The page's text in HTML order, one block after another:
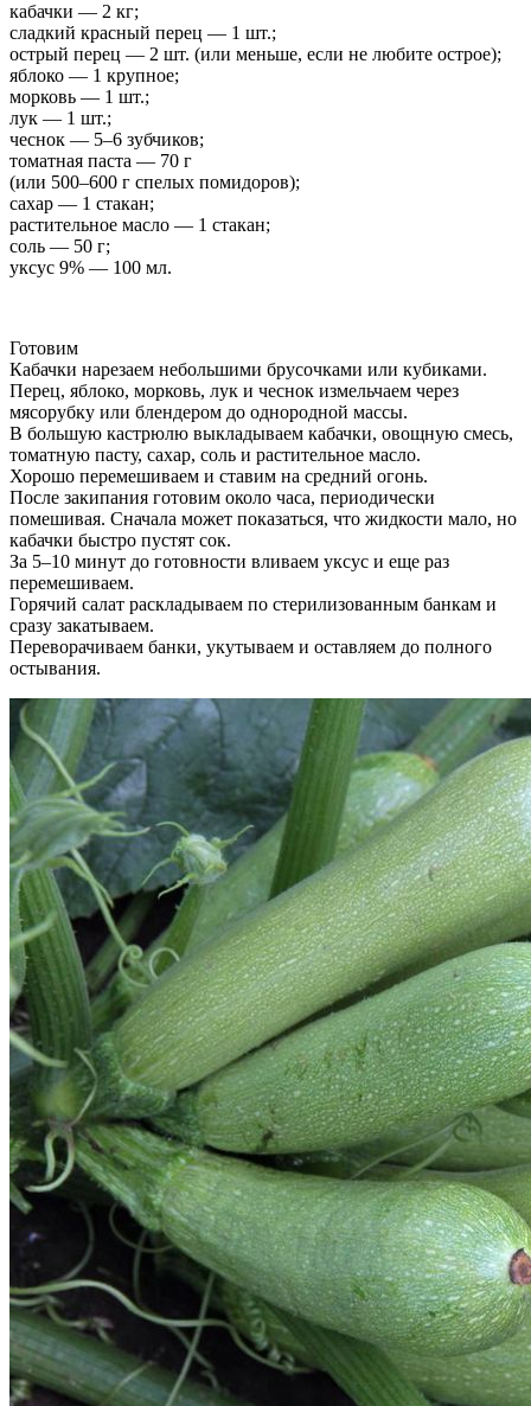
кабачки — 2 кг;
сладкий красный перец — 1 шт.;
острый перец — 2 шт. (или меньше, если не любите острое);
яблоко — 1 крупное;
морковь — 1 шт.;
лук — 1 шт.;
чеснок — 5–6 зубчиков;
томатная паста — 70 г
(или 500–600 г спелых помидоров);
сахар — 1 стакан;
растительное масло — 1 стакан;
соль — 50 г;
уксус 9% — 100 мл.
Готовим
Кабачки нарезаем небольшими брусочками или кубиками.
Перец, яблоко, морковь, лук и чеснок измельчаем через
мясорубку или блендером до однородной массы.
В большую кастрюлю выкладываем кабачки, овощную смесь,
томатную пасту, сахар, соль и растительное масло.
Хорошо перемешиваем и ставим на средний огонь.
После закипания готовим около часа, периодически
помешивая. Сначала может показаться, что жидкости мало, но
кабачки быстро пустят сок.
За 5–10 минут до готовности вливаем уксус и еще раз
перемешиваем.
Горячий салат раскладываем по стерилизованным банкам и
сразу закатываем.
Переворачиваем банки, укутываем и оставляем до полного
остывания.